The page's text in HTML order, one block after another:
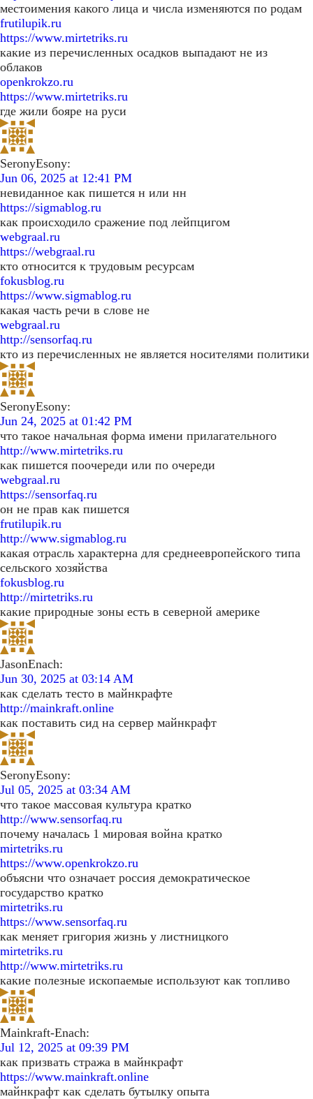
местоимения какого лица и числа изменяются по родам
frutilupik.ru
https://www.mirtetriks.ru
какие из перечисленных осадков выпадают не из
облаков
openkrokzo.ru
https://www.mirtetriks.ru
где жили бояре на руси
SeronyEsony:
Jun 06, 2025 at 12:41 PM
невиданное как пишется н или нн
https://sigmablog.ru
как происходило сражение под лейпцигом
webgraal.ru
https://webgraal.ru
кто относится к трудовым ресурсам
fokusblog.ru
https://www.sigmablog.ru
какая часть речи в слове не
webgraal.ru
http://sensorfaq.ru
кто из перечисленных не является носителями политики
SeronyEsony:
Jun 24, 2025 at 01:42 PM
что такое начальная форма имени прилагательного
http://www.mirtetriks.ru
как пишется поочереди или по очереди
webgraal.ru
https://sensorfaq.ru
он не прав как пишется
frutilupik.ru
http://www.sigmablog.ru
какая отрасль характерна для среднеевропейского типа
сельского хозяйства
fokusblog.ru
http://mirtetriks.ru
какие природные зоны есть в северной америке
JasonEnach:
Jun 30, 2025 at 03:14 AM
как сделать тесто в майнкрафте
http://mainkraft.online
как поставить сид на сервер майнкрафт
SeronyEsony:
Jul 05, 2025 at 03:34 AM
что такое массовая культура кратко
http://www.sensorfaq.ru
почему началась 1 мировая война кратко
mirtetriks.ru
https://www.openkrokzo.ru
объясни что означает россия демократическое
государство кратко
mirtetriks.ru
https://www.sensorfaq.ru
как меняет григория жизнь у листницкого
mirtetriks.ru
http://www.mirtetriks.ru
какие полезные ископаемые используют как топливо
Mainkraft-Enach:
Jul 12, 2025 at 09:39 PM
как призвать стража в майнкрафт
https://www.mainkraft.online
майнкрафт как сделать бутылку опыта